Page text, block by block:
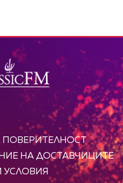
ПОВЕРИТЕЛНОСТ
НА ДОСТАВЧИЦИТЕ